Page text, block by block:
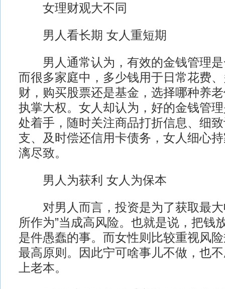
女理财观大不同
男人看长期 女人重短期
男人通常认为，有效的金钱管理是
而很多家庭中，多少钱用于日常花费
财，购买股票还是基金，选择哪种养
执掌大权。女人却认为，好的金钱管
处着手，随时关注商品打折信息、细
支、及时偿还信用卡债务，女人细心
漓尽致。
男人为获利 女人为保本
对男人而言，投资是为了获取最大
所作为”当成高风险。也就是说，把钱
是件愚蠢的事。而女性则比较重视风
最高原则。因此宁可啥事儿不做，也
上老本。